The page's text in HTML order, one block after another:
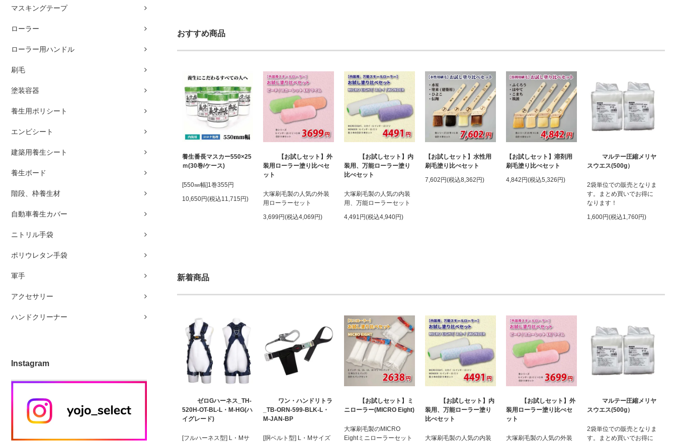
マスキングテープ
ローラー
ローラー用ハンドル
刷毛
塗装容器
養生用ポリシート
エンビシート
建築用養生シート
養生ボード
階段、枠養生材
自動車養生カバー
ニトリル手袋
ポリウレタン手袋
軍手
アクセサリー
ハンドクリーナー
Instagram
おすすめ商品
養生番長マスカー550×25
ｍ(30巻/ケース)
[550㎜幅]1巻355円
10,650円(税込11,715円)
【お試しセット】外
装用ローラー塗り比べセ
ット
大塚刷毛製の人気の外装
用ローラーセット
3,699円(税込4,069円)
【お試しセット】内
装用、万能ローラー塗り
比べセット
大塚刷毛製の人気の内装
用、万能ローラーセット
4,491円(税込4,940円)
【お試しセット】水性用
刷毛塗り比べセット
7,602円(税込8,362円)
【お試しセット】溶剤用
刷毛塗り比べセット
4,842円(税込5,326円)
マルテー圧縮メリヤ
スウエス(500g）
2袋単位での販売となりま
す。まとめ買いでお得に
なります！
1,600円(税込1,760円)
新着商品
ゼロGハーネス_TH-
520H-OT-BL-L・M-HG(ハ
イグレード)
[フルハーネス型] L・Mサ
ワン・ハンドリトラ
_TB-ORN-599-BLK-L・
M-JAN-BP
[胴ベルト型] L・Mサイズ
【お試しセット】ミ
ニローラー(MICRO Eight)
大塚刷毛製のMICRO
Eightミニローラーセット
【お試しセット】内
装用、万能ローラー塗り
比べセット
大塚刷毛製の人気の内装
【お試しセット】外
装用ローラー塗り比べセ
ット
大塚刷毛製の人気の外装
マルテー圧縮メリヤ
スウエス(500g）
2袋単位での販売となりま
す。まとめ買いでお得に